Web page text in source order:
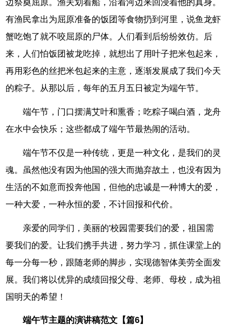
边祭奠屈原。渔夫划着船，沿着河边来回浸着他的真身。
有渔民拿出为屈原准备的饭团等食物扔到河里，说鱼龙虾
蟹吃饱了就不咬屈原的尸体。人们看到后纷纷效仿。后
来，人们怕饭团被龙吃掉，就想出了用叶子把米包起来，
再用彩色的丝把米包起来的主意，逐渐发展成了我们今天
的粽子。从那以后，每年的五月五日被定为端午节。
端午节，门口摆满艾叶和熏香；吃粽子喝白酒，龙舟
在水中会快乐；这些都成了端午节最热闹的活动。
端午节不仅是一种传统，更是一种文化，是我们的灵
魂。虽然他没有因为他国的强大而抛弃故土，也没有因为
生活的不如意而投奔他国，但他的忠诚是一种博大的爱，
一种大爱，一种永恒的爱，不计回报和代价。
亲爱的同学们，美丽的'校园需要我们的爱，祖国需
要我们的爱。让我们携手共进，努力学习，抓住课堂上的
每一分每一秒，跟随老师的脚步，实现德智体美劳全面发
展。我们将以优异的成绩回报父母、老师、母校，成为祖
国明天的希望！
端午节主题的演讲稿范文【篇6】